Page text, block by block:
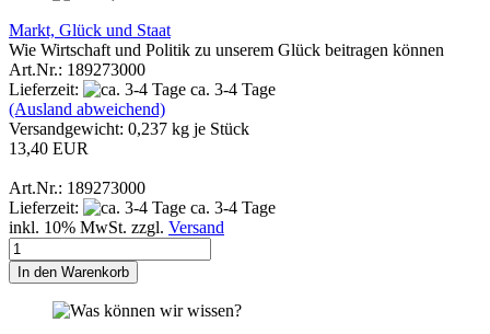
Markt, Glück und Staat
Wie Wirtschaft und Politik zu unserem Glück beitragen können
Art.Nr.: 189273000
Lieferzeit:
ca. 3-4 Tage
(Ausland abweichend)
Versandgewicht: 0,237 kg je Stück
13,40 EUR
Art.Nr.: 189273000
Lieferzeit:
ca. 3-4 Tage
inkl. 10% MwSt. zzgl. Versand
In den Warenkorb